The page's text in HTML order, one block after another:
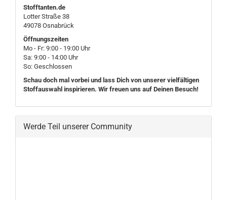
Stofftanten.de
Lotter Straße 38
49078 Osnabrück
Öffnungszeiten
Mo - Fr: 9:00 - 19:00 Uhr
Sa: 9:00 - 14:00 Uhr
So: Geschlossen
Schau doch mal vorbei und lass Dich von unserer vielfältigen
Stoffauswahl inspirieren. Wir freuen uns auf Deinen Besuch!
Werde Teil unserer Community